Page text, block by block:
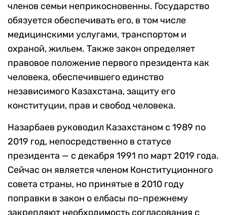
членов семьи неприкосновенны. Государство
обязуется обеспечивать его, в том числе
медицинскими услугами, транспортом и
охраной, жильем. Также закон определяет
правовое положение первого президента как
человека, обеспечившего единство
независимого Казахстана, защиту его
конституции, прав и свобод человека.
Назарбаев руководил Казахстаном с 1989 по
2019 год, непосредственно в статусе
президента — с декабря 1991 по март 2019 года.
Сейчас он является членом Конституционного
совета страны, но принятые в 2010 году
поправки в закон о елбасы по-прежнему
закрепляют необходимость согласования с